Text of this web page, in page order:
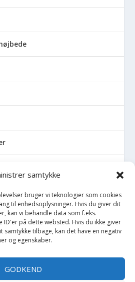
samtykke
bruger vi teknologier som cookies
til enhedsoplysninger. Hvis du giver dit
kan vi behandle data som f.eks.
på dette websted. Hvis du ikke giver
tilbage, kan det have en negativ
og egenskaber.
GODKEND